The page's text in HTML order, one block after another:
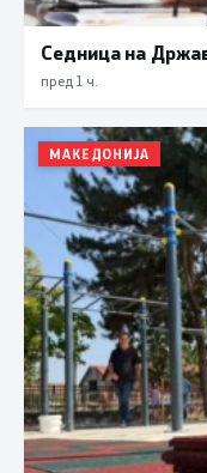
Седница на
пред 1 ч.
МАКЕДОНИЈА